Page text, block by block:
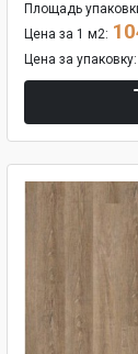
Площадь
Цена за 1 м2:
Цена за упаковку: